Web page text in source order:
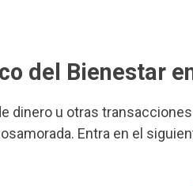
del Bienestar
dinero u otras
Entra en el